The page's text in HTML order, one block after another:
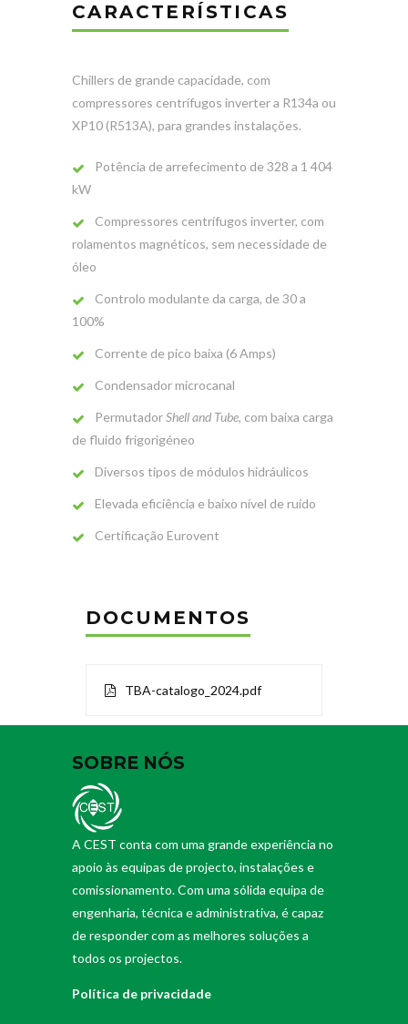
CARACTERÍSTICAS
Chillers de grande capacidade, com
compressores centrífugos inverter a R134a ou
XP10 (R513A), para grandes instalações.
Potência de arrefecimento de 328 a 1 404
kW
Compressores centrífugos inverter, com
rolamentos magnéticos, sem necessidade de
óleo
Controlo modulante da carga, de 30 a
100%
Corrente de pico baixa (6 Amps)
Condensador microcanal
PermutadorShell and Tube, com baixa carga
de fluido frigorigéneo
Diversos tipos de módulos hidráulicos
Elevada eficiência e baixo nível de ruído
Certificação Eurovent
DOCUMENTOS
TBA-catalogo_2024.pdf
SOBRE NÓS
A CEST conta com uma grande experiência no
apoio às equipas de projecto, instalações e
comissionamento. Com uma sólida equipa de
engenharia, técnica e administrativa, é capaz
de responder com as melhores soluções a
todos os projectos.
Política de privacidade